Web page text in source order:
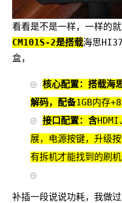
看看是不是一样，一样的
CM101S-2‌是搭载海思
盒，
核心配置‌：搭载海
解码，配备1GB内存
接口配置‌：含HDMI
展，电源按键，升级
有拆机才能找到的刷机
补插一段说说功耗，我做